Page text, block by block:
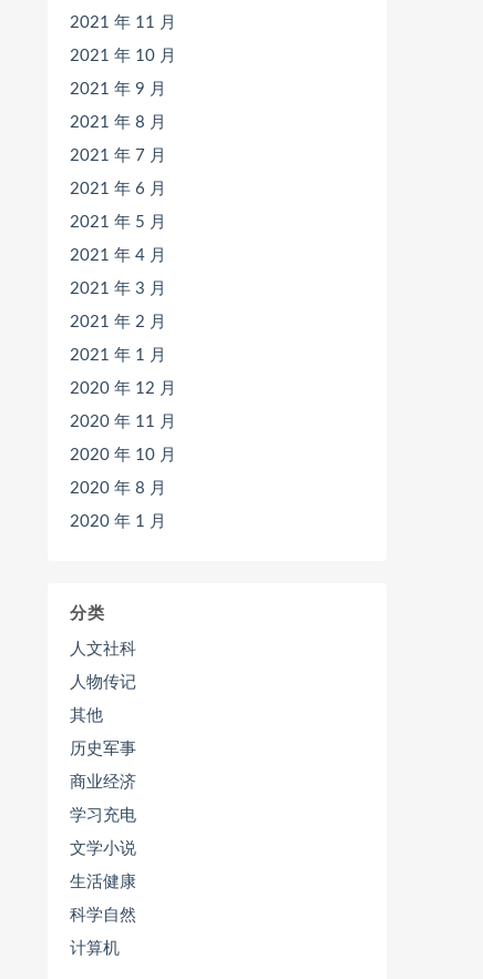
2021 年 11 月
2021 年 10 月
2021 年 9 月
2021 年 8 月
2021 年 7 月
2021 年 6 月
2021 年 5 月
2021 年 4 月
2021 年 3 月
2021 年 2 月
2021 年 1 月
2020 年 12 月
2020 年 11 月
2020 年 10 月
2020 年 8 月
2020 年 1 月
分类
人文社科
人物传记
其他
历史军事
商业经济
学习充电
文学小说
生活健康
科学自然
计算机